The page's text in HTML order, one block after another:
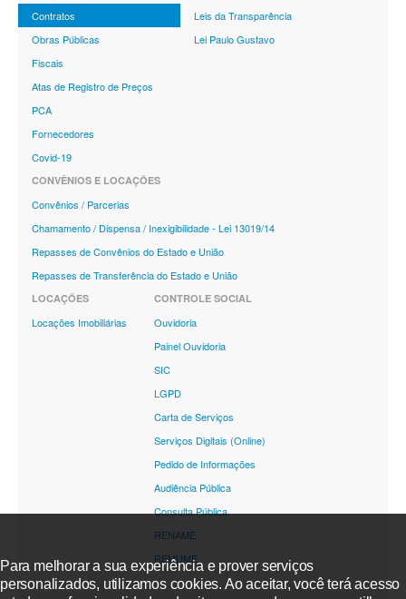
Contratos
Obras Públicas
Fiscais
Atas de Registro de Preços
PCA
Fornecedores
Covid-19
Leis da Transparência
Lei Paulo Gustavo
CONVÊNIOS E LOCAÇÕES
Convênios / Parcerias
Chamamento / Dispensa / Inexigibilidade - Lei 13019/14
Repasses de Convênios do Estado e União
Repasses de Transferência do Estado e União
LOCAÇÕES
Locações Imobiliárias
CONTROLE SOCIAL
Ouvidoria
Painel Ouvidoria
SIC
LGPD
Carta de Serviços
Serviços Digitais (Online)
Pedido de Informações
Audiência Pública
Consulta Pública
RENAME
REMUME
Para melhorar a sua experiência e prover serviços
personalizados, utilizamos cookies. Ao aceitar, você terá acesso